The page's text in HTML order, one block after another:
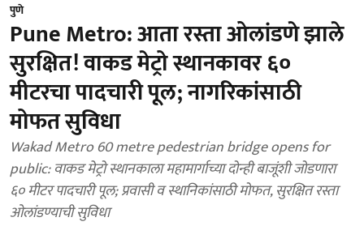
पुणे
Pune Metro: आता रस्ता ओलांडणे झाले
सुरक्षित! वाकड मेट्रो स्थानकावर ६०
मीटरचा पादचारी पूल; नागरिकांसाठी
मोफत सुविधा
Wakad Metro 60 metre pedestrian bridge opens for
public: वाकड मेट्रो स्थानकाला महामार्गाच्या दोन्ही बाजूंशी जोडणारा
६० मीटर पादचारी पूल; प्रवासी व स्थानिकांसाठी मोफत, सुरक्षित रस्ता
ओलांडण्याची सुविधा